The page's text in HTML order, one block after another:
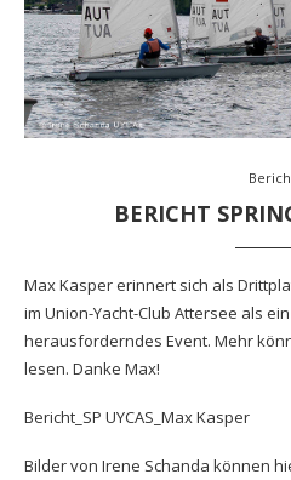
BERICHT
Max Kasper erinnert sich als
im Union-Yacht-Club Attersee als
herausforderndes Event. Mehr
lesen. Danke Max!
Bericht_SP UYCAS_Max Kasper
Bilder von Irene Schanda können